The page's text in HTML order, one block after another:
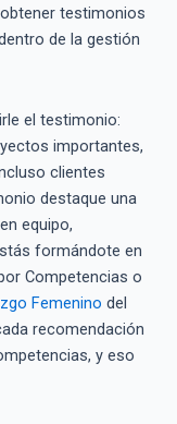
testimonios
de la gestión
el testimonio:
importantes,
clientes
destaque una
equipo,
formándote en
Competencias o
Femenino del
recomendación
y eso